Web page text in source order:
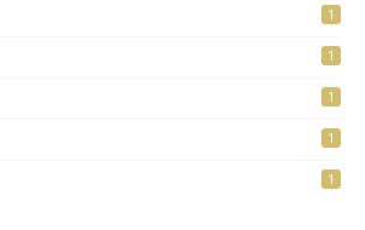
1
1
1
1
1